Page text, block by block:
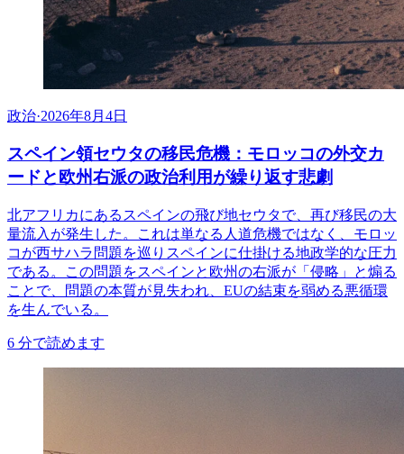
政治·2026年8月4日
スペイン領セウタの移民危機：モロッコの外交カ
ードと欧州右派の政治利用が繰り返す悲劇
北アフリカにあるスペインの飛び地セウタで、再び移民の大
量流入が発生した。これは単なる人道危機ではなく、モロッ
コが西サハラ問題を巡りスペインに仕掛ける地政学的な圧力
である。この問題をスペインと欧州の右派が「侵略」と煽る
ことで、問題の本質が見失われ、EUの結束を弱める悪循環
を生んでいる。
6 分で読めます